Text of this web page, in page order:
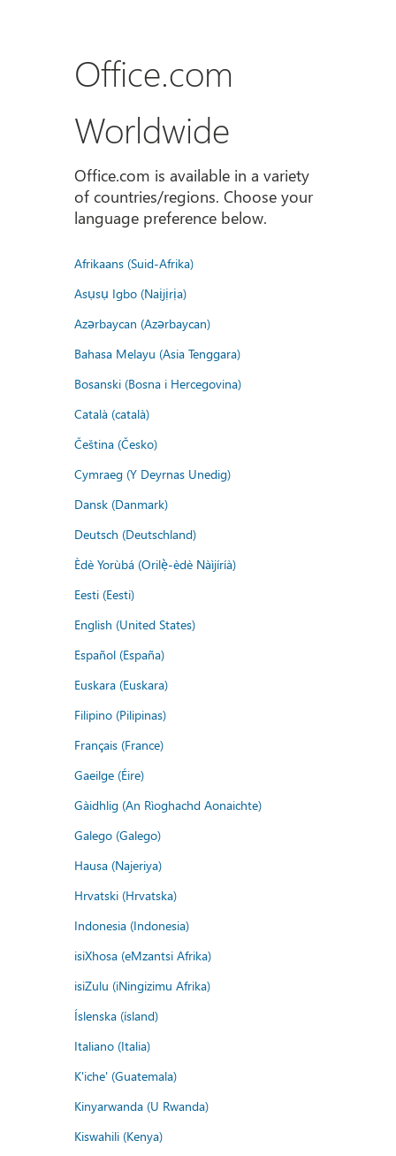
Office.com
Worldwide
Office.com is available in a variety
of countries/regions. Choose your
language preference below.
Afrikaans (Suid-Afrika)
Asụsụ Igbo (Naịjịrịa)
Azərbaycan (Azərbaycan)
Bahasa Melayu (Asia Tenggara)
Bosanski (Bosna i Hercegovina)
Català (català)
Čeština (Česko)
Cymraeg (Y Deyrnas Unedig)
Dansk (Danmark)
Deutsch (Deutschland)
Èdè Yorùbá (Orilẹ̀-èdè Nàìjíríà)
Eesti (Eesti)
English (United States)
Español (España)
Euskara (Euskara)
Filipino (Pilipinas)
Français (France)
Gaeilge (Éire)
Gàidhlig (An Rìoghachd Aonaichte)
Galego (Galego)
Hausa (Najeriya)
Hrvatski (Hrvatska)
Indonesia (Indonesia)
isiXhosa (eMzantsi Afrika)
isiZulu (iNingizimu Afrika)
Íslenska (ísland)
Italiano (Italia)
K'iche' (Guatemala)
Kinyarwanda (U Rwanda)
Kiswahili (Kenya)